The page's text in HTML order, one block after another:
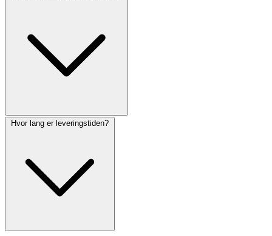
Hvor lang er leveringstiden?